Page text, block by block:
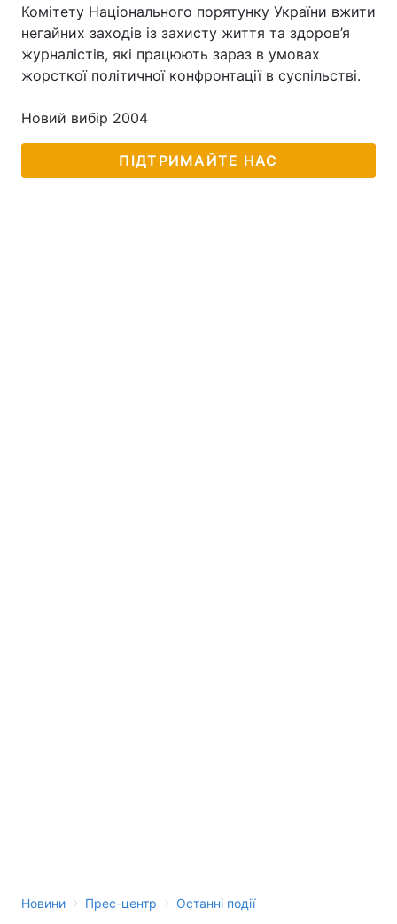
Комітету Національного порятунку України вжити
негайних заходів із захисту життя та здоров’я
журналістів, які працюють зараз в умовах
жорсткої політичної конфронтації в суспільстві.
Новий вибір 2004
ПІДТРИМАЙТЕ НАС
Новини › Прес-центр › Останні події